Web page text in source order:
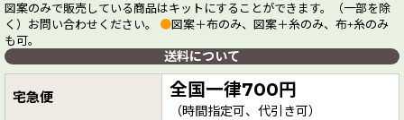
図案のみで販売している商品はキットにすることができます。（一部を除
く）お問い合わせください。 ●図案＋布のみ、図案＋糸のみ、布+糸のみ
も可。
送料について
宅急便 全国一律700円
（時間指定可、代引き可）